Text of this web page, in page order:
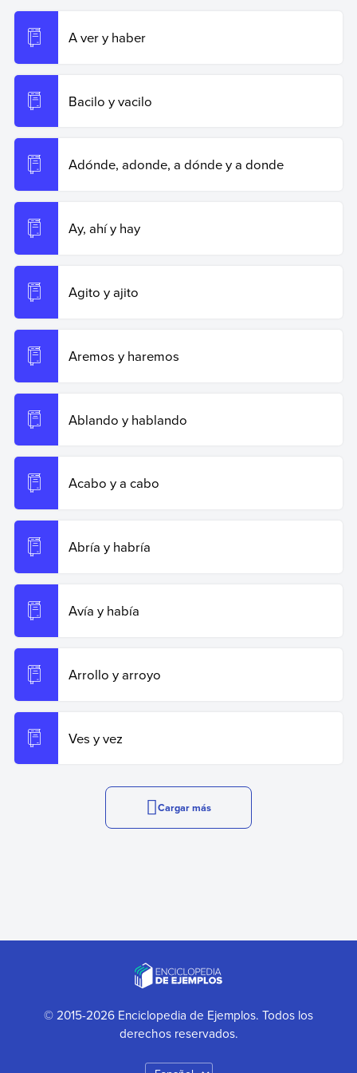
2026 de
A ver y haber
Bacilo y vacilo
Adónde, adonde, a dónde y a donde
Ay, ahí y hay
Agito y ajito
Aremos y haremos
Ablando y hablando
Acabo y a cabo
Abría y habría
Avía y había
Arrollo y arroyo
Ves y vez
Cargar más
© 2015-2026 Enciclopedia de Ejemplos. Todos los
derechos reservados.